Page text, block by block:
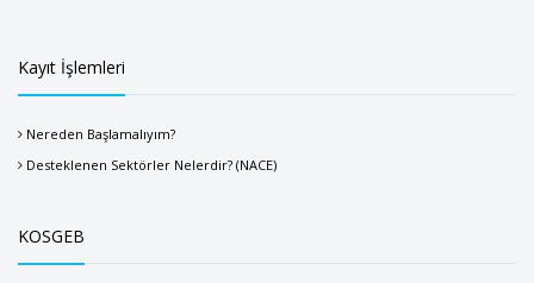
Kayıt İşlemleri
Nereden Başlamalıyım?
Desteklenen Sektörler Nelerdir? (NACE)
KOSGEB